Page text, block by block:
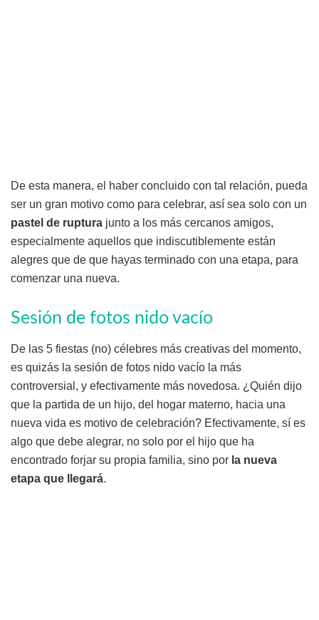
De esta manera, el haber concluido con tal relación, pueda
ser un gran motivo como para celebrar, así sea solo con un
pastel de ruptura junto a los más cercanos amigos,
especialmente aquellos que indiscutiblemente están
alegres que de que hayas terminado con una etapa, para
comenzar una nueva.
Sesión de fotos nido vacío
De las 5 fiestas (no) célebres más creativas del momento,
es quizás la sesión de fotos nido vacío la más
controversial, y efectivamente más novedosa. ¿Quién dijo
que la partida de un hijo, del hogar materno, hacia una
nueva vida es motivo de celebración? Efectivamente, sí es
algo que debe alegrar, no solo por el hijo que ha
encontrado forjar su propia familia, sino por la nueva
etapa que llegará.